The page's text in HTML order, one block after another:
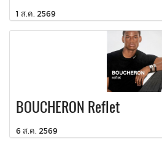
1 ส.ค. 2569
BOUCHERON Reflet
6 ส.ค. 2569